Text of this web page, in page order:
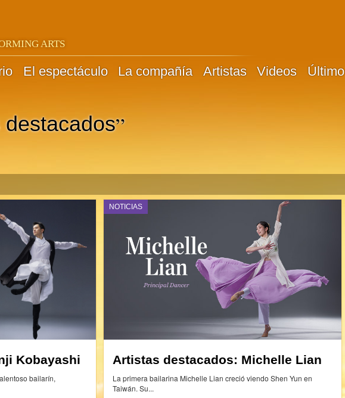
ARTS
El espectáculo La compañía Artistas Videos Último
destacados”
Kobayashi
bailarín,
NOTICIAS
Artistas destacados: Michelle Lian
La primera bailarina Michelle Lian creció viendo Shen Yun en
Taiwán. Su...